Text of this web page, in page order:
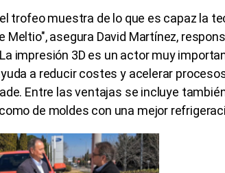
trofeo muestra de lo que es capaz la
Meltio", asegura David Martínez,
impresión 3D es un actor muy
a reducir costes y acelerar
Entre las ventajas se incluye
de moldes con una mejor